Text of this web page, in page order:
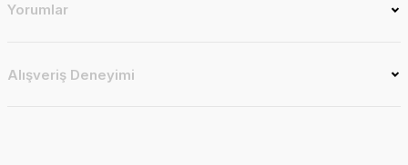
Yorumlar
Alışveriş Deneyimi